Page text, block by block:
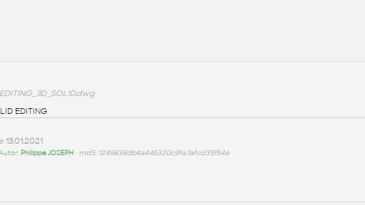
EDITING_3D_SOLID.dwg
EDITING
13.01.2021
Autor: Philippe JOSEPH • md5: 1249838db4a446320c9fa7afcd35154e